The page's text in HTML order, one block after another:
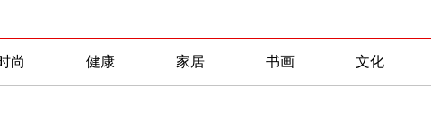
尚 健康 家居 书画 文化